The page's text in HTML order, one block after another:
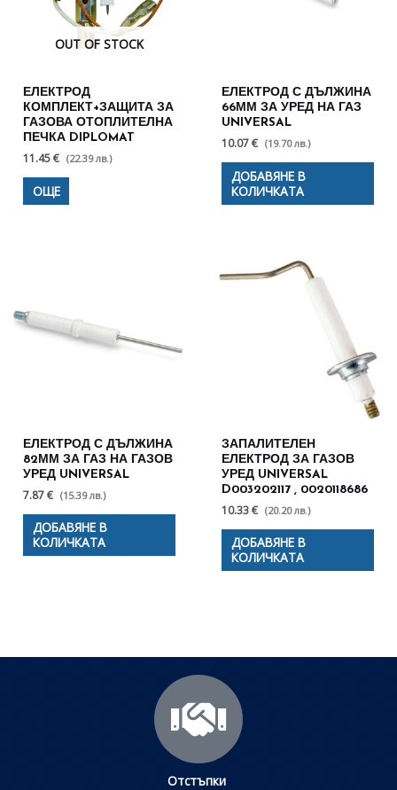
OUT OF STOCK
ЕЛЕКТРОД
КОМПЛЕКТ+ЗАЩИТА ЗА
ГАЗОВА ОТОПЛИТЕЛНА
ПЕЧКА DIPLOMAT
11.45 € (22.39 лв.)
ОЩЕ
ЕЛЕКТРОД С ДЪЛЖИНА
66ММ ЗА УРЕД НА ГАЗ
UNIVERSAL
10.07 € (19.70 лв.)
ДОБАВЯНЕ В
КОЛИЧКАТА
ЕЛЕКТРОД С ДЪЛЖИНА
82ММ ЗА ГАЗ НА ГАЗОВ
УРЕД UNIVERSAL
7.87 € (15.39 лв.)
ДОБАВЯНЕ В
КОЛИЧКАТА
ЗАПАЛИТЕЛЕН
ЕЛЕКТРОД ЗА ГАЗОВ
УРЕД UNIVERSAL
D003202117 , 0020118686
10.33 € (20.20 лв.)
ДОБАВЯНЕ В
КОЛИЧКАТА
Отстъпки